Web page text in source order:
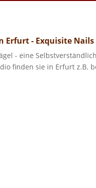
Erfurt - Exquisite
- eine
finden sie in Erfurt z.B.